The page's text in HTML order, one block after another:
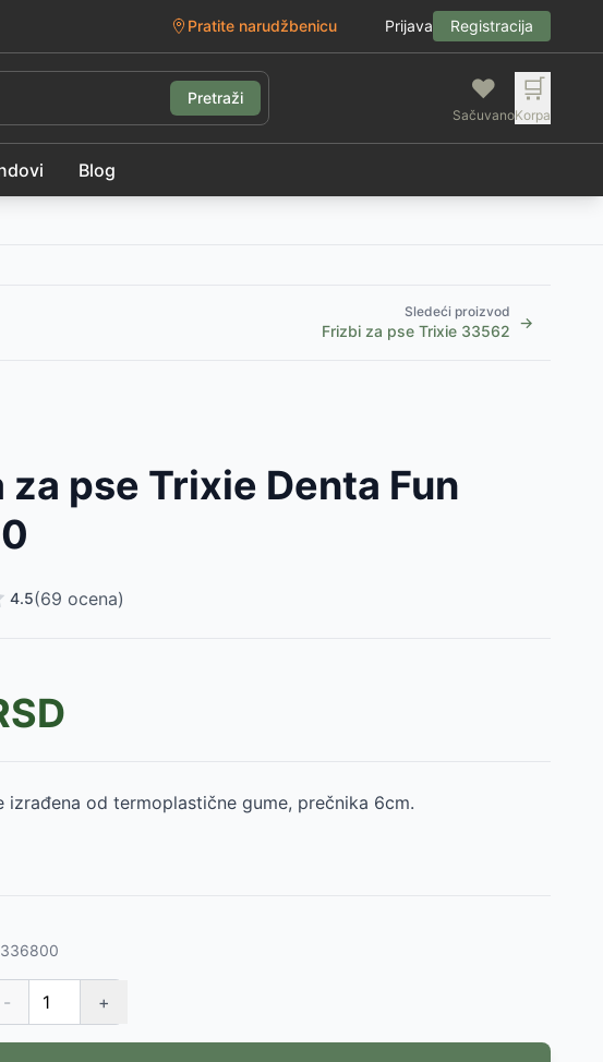
Pratite narudžbenicu Prijava Registracija
Pretraži ❤️
Sačuvano
🛒
Korpa
Blog
Sledeći proizvod
Frizbi za pse Trixie 33562 →
za pse Trixie Denta Fun
4.5(69 ocena)
izrađena od termoplastične gume, prečnika 6cm.
- +